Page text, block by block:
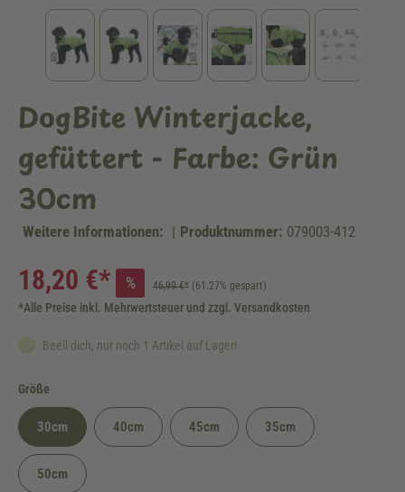
DogBite Winterjacke,
gefüttert - Farbe: Grün
30cm
Weitere Informationen: | Produktnummer: 079003-412
18,20 €* % 46,99 €* (61.27% gespart)
*Alle Preise inkl. Mehrwertsteuer und zzgl. Versandkosten
Beeil dich, nur noch 1 Artikel auf Lager!
Größe
30cm 40cm 45cm 35cm
50cm